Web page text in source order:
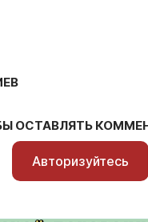
ОСТАВЛЯТЬ
Авторизуйтесь